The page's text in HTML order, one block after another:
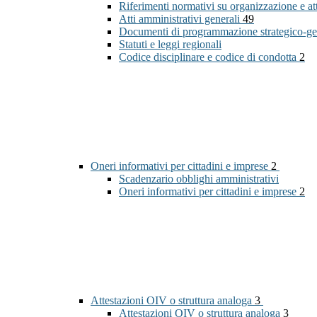
Riferimenti normativi su organizzazione e
Atti amministrativi generali 49
Documenti di programmazione strategico-
Statuti e leggi regionali
Codice disciplinare e codice di condotta 2
Oneri informativi per cittadini e imprese 2
Scadenzario obblighi amministrativi
Oneri informativi per cittadini e imprese 2
Attestazioni OIV o struttura analoga 3
Attestazioni OIV o struttura analoga 3